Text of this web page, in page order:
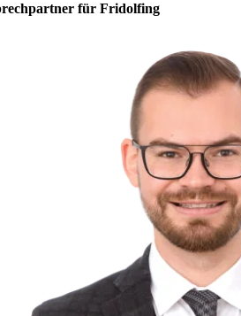
für Fridolfing